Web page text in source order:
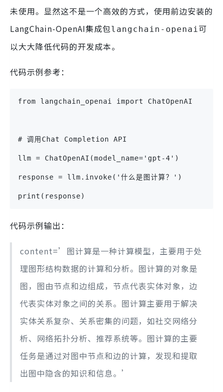
未使用。显然这不是一个高效的方式，使用前边安装的
LangChain-OpenAI集成包langchain-openai可
以大大降低代码的开发成本。
代码示例参考：
from langchain_openai import ChatOpenAI
# 调用Chat Completion API
llm = ChatOpenAI(model_name='gpt-4')
response = llm.invoke('什么是图计算？')
print(response)
代码示例输出：
content=’图计算是一种计算模型，主要用于处
理图形结构数据的计算和分析。图计算的对象是
图，图由节点和边组成，节点代表实体对象，边
代表实体对象之间的关系。图计算主要用于解决
实体关系复杂、关系密集的问题，如社交网络分
析、网络拓扑分析、推荐系统等。图计算的主要
任务是通过对图中节点和边的计算，发现和提取
出图中隐含的知识和信息。’